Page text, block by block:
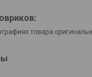
товара